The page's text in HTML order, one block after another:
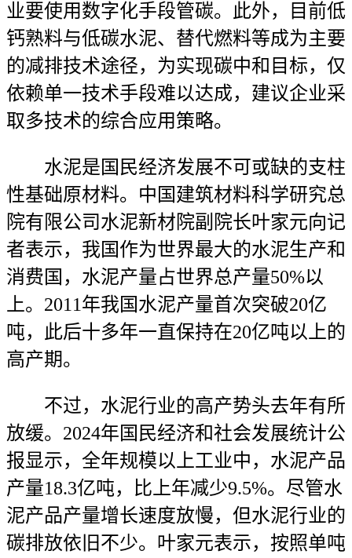
业要使用数字化手段管碳。此外，目前低
钙熟料与低碳水泥、替代燃料等成为主要
的减排技术途径，为实现碳中和目标，仅
依赖单一技术手段难以达成，建议企业采
取多技术的综合应用策略。
水泥是国民经济发展不可或缺的支柱
性基础原材料。中国建筑材料科学研究总
院有限公司水泥新材院副院长叶家元向记
者表示，我国作为世界最大的水泥生产和
消费国，水泥产量占世界总产量50%以
上。2011年我国水泥产量首次突破20亿
吨，此后十多年一直保持在20亿吨以上的
高产期。
不过，水泥行业的高产势头去年有所
放缓。2024年国民经济和社会发展统计公
报显示，全年规模以上工业中，水泥产品
产量18.3亿吨，比上年减少9.5%。尽管水
泥产品产量增长速度放慢，但水泥行业的
碳排放依旧不少。叶家元表示，按照单吨